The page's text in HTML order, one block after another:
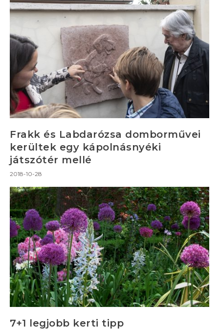
Frakk és Labdarózsa domborművei
kerültek egy kápolnásnyéki
játszótér mellé
2018-10-28
7+1 legjobb kerti tipp